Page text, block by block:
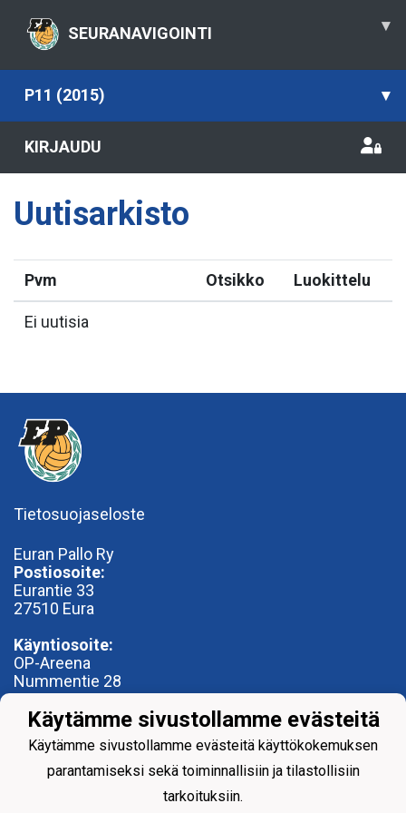
SEURANAVIGOINTI ▾
P11 (2015) ▾
KIRJAUDU
Uutisarkisto
Pvm Otsikko Luokittelu
Ei uutisia
Tietosuojaseloste
Euran Pallo Ry
Postiosoite:
Eurantie 33
27510 Eura
Käyntiosoite:
OP-Areena
Nummentie 28
27500 Kauttua
toimisto@euranpallo.fi
Käytämme sivustollamme evästeitä
Käytämme sivustollamme evästeitä käyttökokemuksen
parantamiseksi sekä toiminnallisiin ja tilastollisiin
tarkoituksiin.